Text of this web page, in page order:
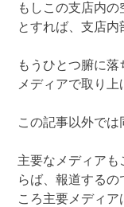
もしこの支店内
とすれば、支店内
もうひとつ腑に
メディアで取り上
この記事以外では
主要なメディアも
らば、報道するの
ころ主要メディ